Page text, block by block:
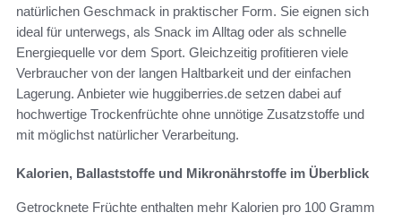
natürlichen Geschmack in praktischer Form. Sie eignen sich
ideal für unterwegs, als Snack im Alltag oder als schnelle
Energiequelle vor dem Sport. Gleichzeitig profitieren viele
Verbraucher von der langen Haltbarkeit und der einfachen
Lagerung. Anbieter wie huggiberries.de setzen dabei auf
hochwertige Trockenfrüchte ohne unnötige Zusatzstoffe und
mit möglichst natürlicher Verarbeitung.
Kalorien, Ballaststoffe und Mikronährstoffe im Überblick
Getrocknete Früchte enthalten mehr Kalorien pro 100 Gramm